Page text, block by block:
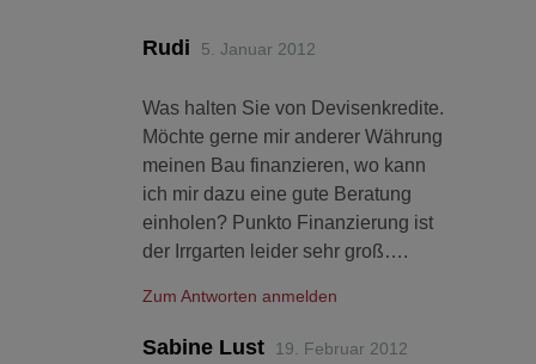
Rudi 5. Januar 2012
Was halten Sie von Devisenkredite.
Möchte gerne mir anderer Währung
meinen Bau finanzieren, wo kann
ich mir dazu eine gute Beratung
einholen? Punkto Finanzierung ist
der Irrgarten leider sehr groß….
Zum Antworten anmelden
Sabine Lust 19. Februar 2012